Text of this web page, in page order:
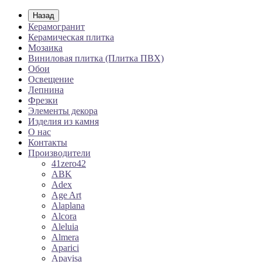
Назад
Керамогранит
Керамическая плитка
Мозаика
Виниловая плитка (Плитка ПВХ)
Обои
Освещение
Лепнина
Фрезки
Элементы декора
Изделия из камня
О нас
Контакты
Производители
41zero42
ABK
Adex
Age Art
Alaplana
Alcora
Aleluia
Almera
Aparici
Apavisa